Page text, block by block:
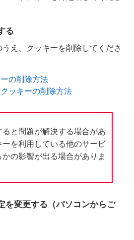
る
え、クッキーを削除してくださ
の削除方法
クッキーの削除方法
と問題が解決する場合があ
ーを利用している他のサービ
の影響が出る場合がありま
を変更する（パソコンからご